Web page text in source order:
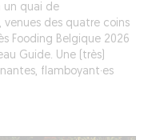
un quai de
venues des quatre coins
Fooding Belgique 2026
Guide. Une (très)
flamboyant·es